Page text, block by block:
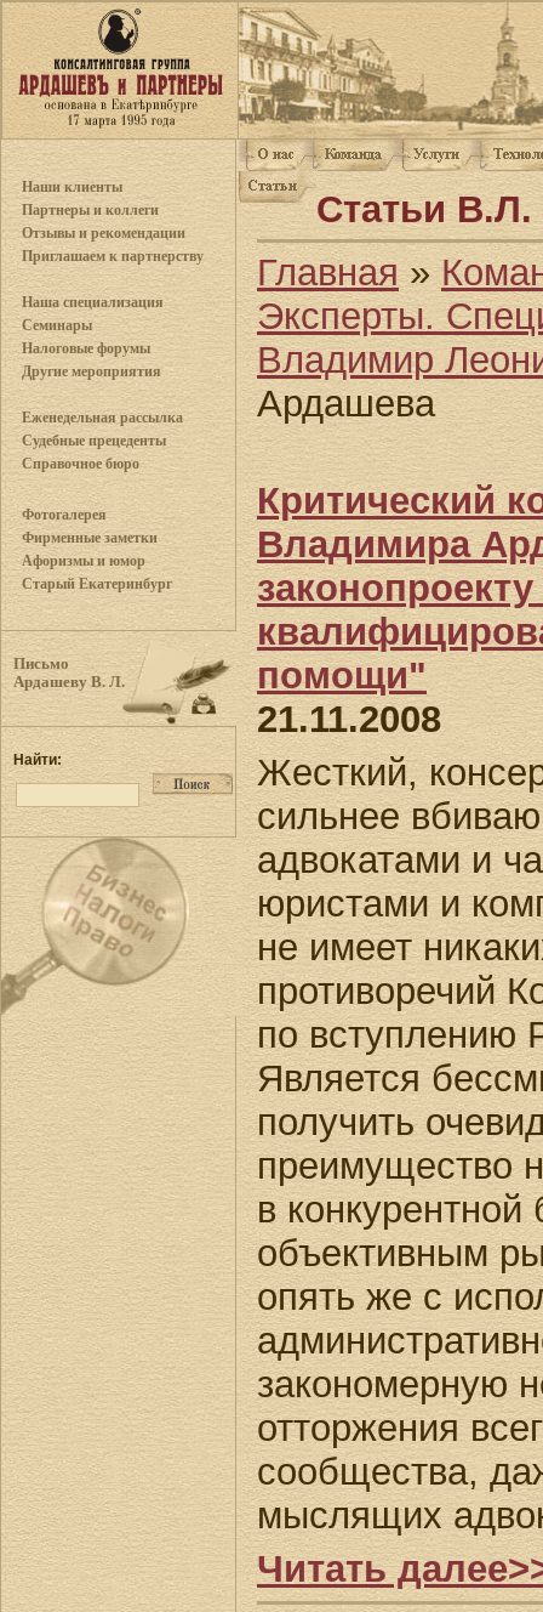
Наши клиенты
Партнеры и коллеги
Отзывы и рекомендации
Приглашаем к партнерству
Наша специализация
Семинары
Налоговые форумы
Другие мероприятия
Еженедельная рассылка
Судебные прецеденты
Справочное бюро
Фотогалерея
Фирменные заметки
Афоризмы и юмор
Старый Екатеринбург
Письмо
Ардашеву В. Л.
Найти:
Статьи
Главная»
Эксперты.
Владимир
Ардашева
Критический
Владимира
помощи"
21.11.2008
Жесткий,
сильнее
адвокатами и
юристами и
не имеет
противоречий
по вступлению
Является
получить
преимущество
в конкурентной
объективным
опять же с
закономерную
отторжения
сообщества,
мыслящих
Читать